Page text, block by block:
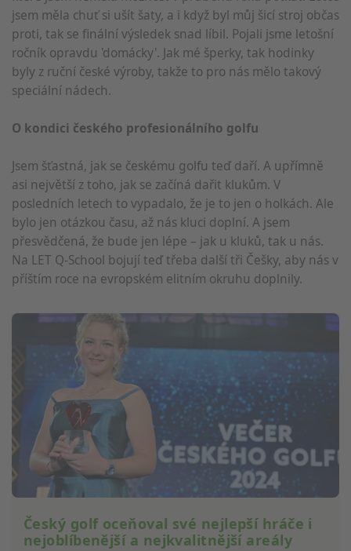
jsem měla chuť si ušít šaty, a i když byl můj šicí stroj občas
proti, tak se finální výsledek snad líbil. Pojali jsme letošní
ročník opravdu 'domácky'. Jak mé šperky, tak hodinky
byly z ruční české výroby, takže to pro nás mělo takový
speciální nádech.
O kondici českého profesionálního golfu
Jsem šťastná, jak se českému golfu teď daří. A upřímně
asi největší z toho, jak se začíná dařit klukům. V
posledních letech to vypadalo, že je to jen o holkách. Ale
bylo jen otázkou času, až nás kluci doplní. A jsem
přesvědčená, že bude jen lépe – jak u kluků, tak u nás.
Na LET Q-School bojují teď třeba další tři Češky, aby nás v
příštím roce na evropském elitním okruhu doplnily.
Český golf oceňoval své nejlepší hráče i
nejoblíbenější a nejkvalitnější areály